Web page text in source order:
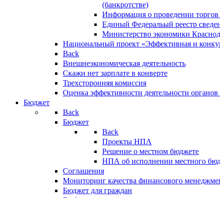
(банкротстве)
Информация о проведении
Единый Федеральый реестр
Министерство экономики
Национальный проект «Эффективная и
Back
Внешнеэкономическая деятельность
Скажи нет зарплате в конверте
Трехсторонняя комиссия
Оценка эффективности деятельности
Бюджет
Back
Бюджет
Back
Проекты НПА
Решение о местном бюджете
НПА об исполнении местного
Соглашения
Мониторинг качества финансового
Бюджет для граждан